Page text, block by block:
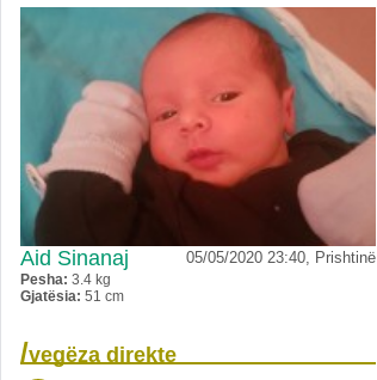
Aid Sinanaj 05/05/2020 23:40, Prishtinë
Pesha: 3.4 kg
Gjatësia: 51 cm
/vegëza direkte